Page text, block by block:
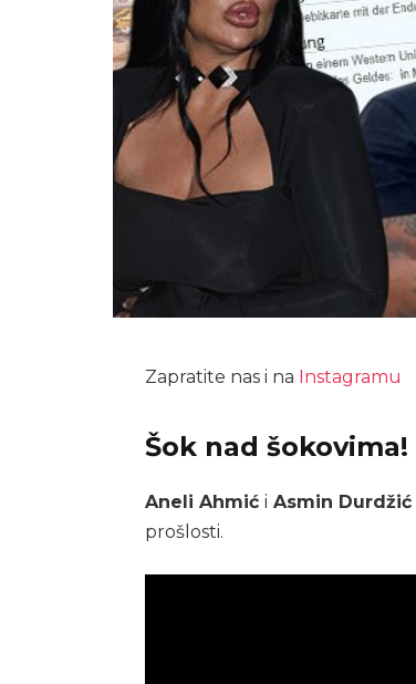
Zapratite nas i na Instagramu
Šok nad šokovima!
Aneli Ahmići Asmin Durdžić
prošlosti.